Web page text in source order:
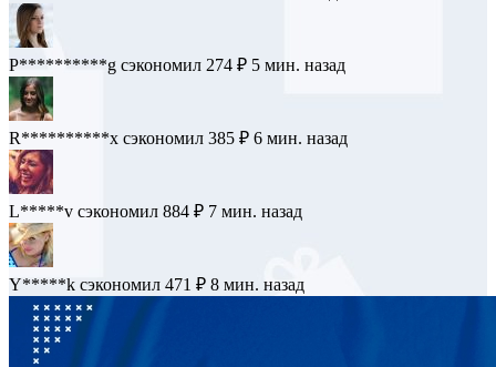
L*********d сэкономил 768 ₽ 3 мин. назад
P**********g сэкономил 274 ₽ 5 мин. назад
R**********x сэкономил 385 ₽ 6 мин. назад
L*****v сэкономил 884 ₽ 7 мин. назад